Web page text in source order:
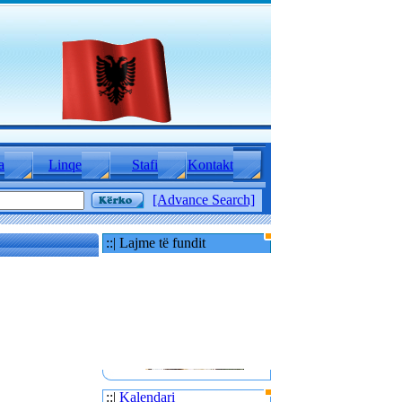
Linqe Stafi Kontakt
[Advance Search]
::| Lajme të fundit
::| Kalendari